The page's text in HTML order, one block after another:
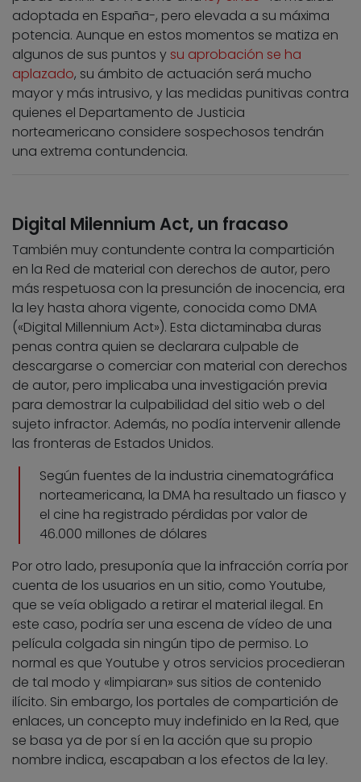
adoptada en España-, pero elevada a su máxima
potencia. Aunque en estos momentos se matiza en
algunos de sus puntos y su aprobación se ha
aplazado, su ámbito de actuación será mucho
mayor y más intrusivo, y las medidas punitivas contra
quienes el Departamento de Justicia
norteamericano considere sospechosos tendrán
una extrema contundencia.
Digital Milennium Act, un fracaso
También muy contundente contra la compartición
en la Red de material con derechos de autor, pero
más respetuosa con la presunción de inocencia, era
la ley hasta ahora vigente, conocida como DMA
(«Digital Millennium Act»). Esta dictaminaba duras
penas contra quien se declarara culpable de
descargarse o comerciar con material con derechos
de autor, pero implicaba una investigación previa
para demostrar la culpabilidad del sitio web o del
sujeto infractor. Además, no podía intervenir allende
las fronteras de Estados Unidos.
Según fuentes de la industria cinematográfica
norteamericana, la DMA ha resultado un fiasco y
el cine ha registrado pérdidas por valor de
46.000 millones de dólares
Por otro lado, presuponía que la infracción corría por
cuenta de los usuarios en un sitio, como Youtube,
que se veía obligado a retirar el material ilegal. En
este caso, podría ser una escena de vídeo de una
película colgada sin ningún tipo de permiso. Lo
normal es que Youtube y otros servicios procedieran
de tal modo y «limpiaran» sus sitios de contenido
ilícito. Sin embargo, los portales de compartición de
enlaces, un concepto muy indefinido en la Red, que
se basa ya de por sí en la acción que su propio
nombre indica, escapaban a los efectos de la ley.